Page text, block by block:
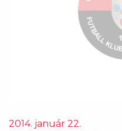
2014. január 22.